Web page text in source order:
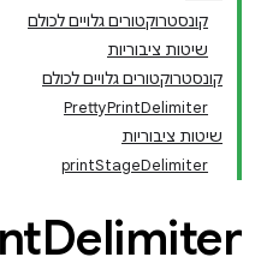
קונסטרוקטורים גלויים לכולם
שיטות ציבוריות
קונסטרוקטורים גלויים לכולם
PrettyPrintDelimiter
שיטות ציבוריות
printStageDelimiter
Delimiter